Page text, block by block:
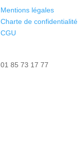
Mentions légales
Charte de confidentialité
CGU
01 85 73 17 77